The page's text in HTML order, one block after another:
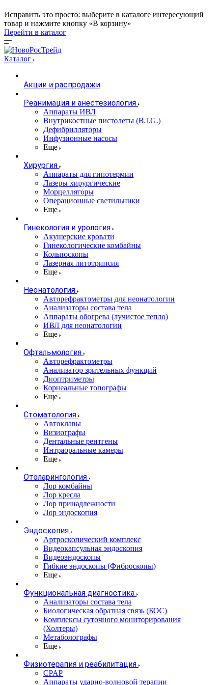
Исправить это просто: выберите в каталоге интересующий
товар и нажмите кнопку «В корзину»
Перейти в каталог
Каталог
Акции и распродажи
Реанимация и анестезиология
Аппараты ИВЛ
Внутрикостные пистолеты (B.I.G.)
Дефибрилляторы
Инфузионные насосы
Еще
Хирургия
Аппараты для гипотермии
Лазеры хирургические
Морцелляторы
Операционные светильники
Еще
Гинекология и урология
Акушерские кровати
Гинекологические комбайны
Кольпоскопы
Лазерная литотрипсия
Еще
Неонатология
Авторефрактометры для неонатологии
Анализаторы состава тела
Аппараты обогрева (лучистое тепло)
ИВЛ для неонатологии
Еще
Офтальмология
Авторефрактометры
Анализатор зрительных функций
Диоптриметры
Корнеальные топографы
Еще
Стоматология
Автоклавы
Визиографы
Дентальные рентгены
Интраоральные камеры
Еще
Отоларингология
Лор комбайны
Лор кресла
Лор принадлежности
Лор эндоскопия
Эндоскопия
Артроскопический комплекс
Видеокапсульная эндоскопия
Видеоэндоскопы
Гибкие эндоскопы (Фиброcкопы)
Еще
Функциональная диагностика
Анализаторы состава тела
Биологическая обратная связь (БОС)
Комплексы суточного мониторирования
(Холтеры)
Метаболографы
Еще
Физиотерапия и реабилитация
CPAP
Аппараты ударно-волновой терапии